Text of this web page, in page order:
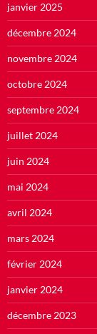
janvier 2025
décembre 2024
novembre 2024
octobre 2024
septembre 2024
juillet 2024
juin 2024
mai 2024
avril 2024
mars 2024
février 2024
janvier 2024
décembre 2023